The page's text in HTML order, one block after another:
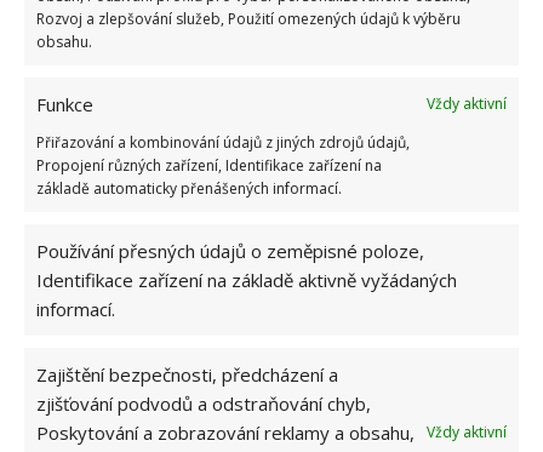
Rozvoj a zlepšování služeb, Použití omezených údajů k výběru
obsahu.
Funkce
Vždy aktivní
Přiřazování a kombinování údajů z jiných zdrojů údajů,
Propojení různých zařízení, Identifikace zařízení na
základě automaticky přenášených informací.
Používání přesných údajů o zeměpisné poloze,
Identifikace zařízení na základě aktivně vyžádaných
informací.
Zajištění bezpečnosti, předcházení a
zjišťování podvodů a odstraňování chyb,
Poskytování a zobrazování reklamy a obsahu,
Vždy aktivní
BÍLEK
Přidejte svůj názor
KOMENTOVAT